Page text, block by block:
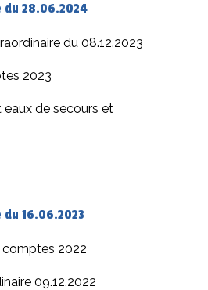
du 28.06.2024
du 08.12.2023
2023
eaux de secours et
16.06.2023
2022
09.12.2022